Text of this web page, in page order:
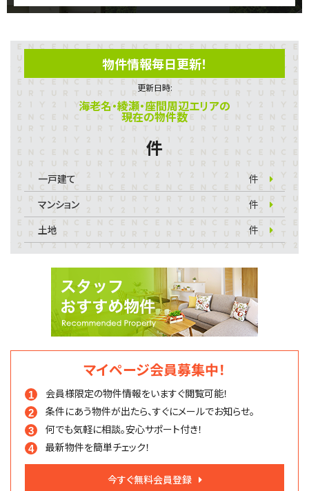
物件情報毎日更新！
更新日時:
海老名・綾瀬・座間周辺エリアの
現在の物件数
件
一戸建て
件
マンション
件
土地
件
マイページ会員募集中！
会員様限定の物件情報をいますぐ閲覧可能！
条件にあう物件が出たら、すぐにメールでお知らせ。
何でも気軽に相談。安心サポート付き！
最新物件を簡単チェック！
今すぐ無料会員登録